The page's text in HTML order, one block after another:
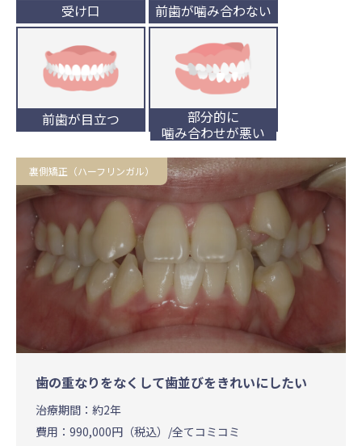
受け口 前歯が噛み合わない
前歯が目立つ
部分的に
噛み合わせが悪い
裏側矯正（ハーフリンガル）
歯の重なりをなくして歯並びをきれいにしたい
治療期間： 約2年
費用： 990,000円（税込）/全てコミコミ